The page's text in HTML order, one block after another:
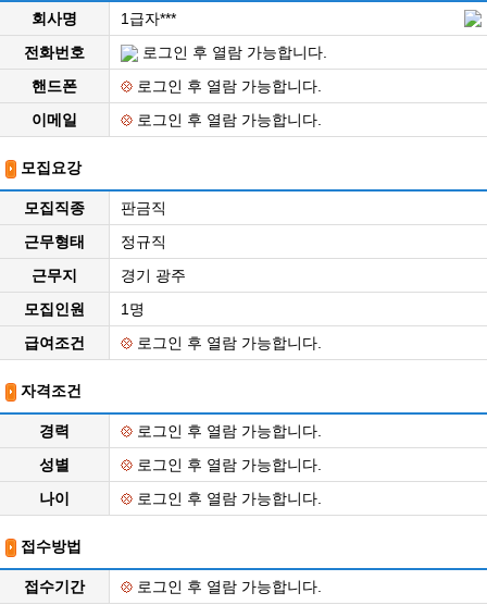
회사명
1급자***
전화번호
로그인 후 열람 가능합니다.
핸드폰
로그인 후 열람 가능합니다.
이메일
로그인 후 열람 가능합니다.
모집요강
모집직종
판금직
근무형태
정규직
근무지
경기 광주
모집인원
1명
급여조건
로그인 후 열람 가능합니다.
자격조건
경력
로그인 후 열람 가능합니다.
성별
로그인 후 열람 가능합니다.
나이
로그인 후 열람 가능합니다.
접수방법
접수기간 로그인 후 열람 가능합니다.